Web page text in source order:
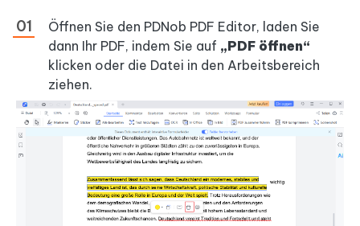
Öffnen Sie den PDNob PDF Editor, laden Sie
dann Ihr PDF, indem Sie auf „PDF öffnen“
klicken oder die Datei in den Arbeitsbereich
ziehen.